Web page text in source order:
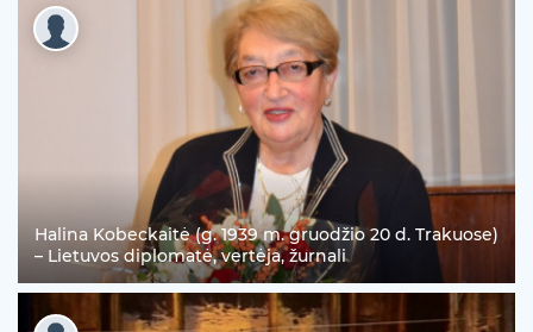
Halina Kobeckaitė (g. 1939 m. gruodžio 20 d. Trakuose)
– Lietuvos diplomatė, vertėja, žurnali